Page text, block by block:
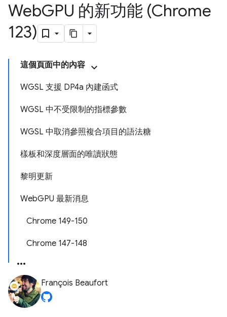
WebGPU 的新功能 (Chrome
123)
這個頁面中的內容
WGSL 支援 DP4a 內建函式
WGSL 中不受限制的指標參數
WGSL 中取消參照複合項目的語法糖
樣板和深度層面的唯讀狀態
黎明更新
WebGPU 最新消息
Chrome 149-150
Chrome 147-148
François Beaufort